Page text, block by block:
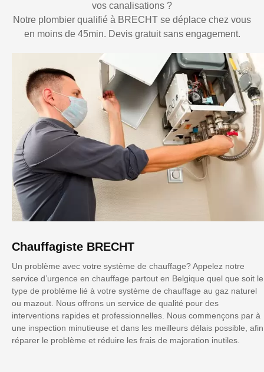
vos canalisations ?
Notre plombier qualifié à BRECHT se déplace chez vous
en moins de 45min. Devis gratuit sans engagement.
Chauffagiste BRECHT
Un problème avec votre système de chauffage? Appelez notre
service d’urgence en chauffage partout en Belgique quel que soit le
type de problème lié à votre système de chauffage au gaz naturel
ou mazout. Nous offrons un service de qualité pour des
interventions rapides et professionnelles. Nous commençons par à
une inspection minutieuse et dans les meilleurs délais possible, afin
réparer le problème et réduire les frais de majoration inutiles.